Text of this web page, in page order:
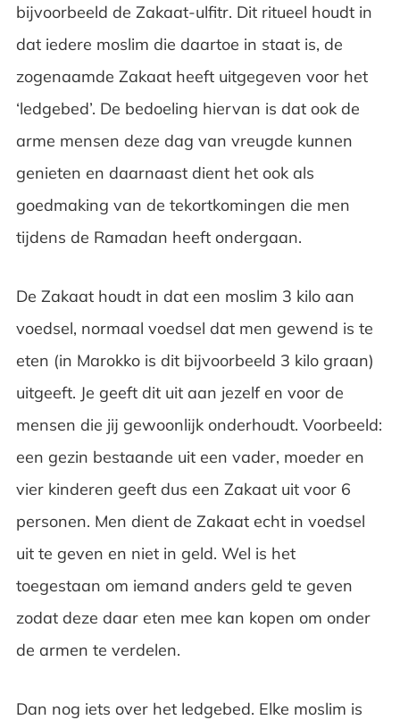
bijvoorbeeld de Zakaat-ulfitr. Dit ritueel houdt in
dat iedere moslim die daartoe in staat is, de
zogenaamde Zakaat heeft uitgegeven voor het
‘ledgebed’. De bedoeling hiervan is dat ook de
arme mensen deze dag van vreugde kunnen
genieten en daarnaast dient het ook als
goedmaking van de tekortkomingen die men
tijdens de Ramadan heeft ondergaan.
De Zakaat houdt in dat een moslim 3 kilo aan
voedsel, normaal voedsel dat men gewend is te
eten (in Marokko is dit bijvoorbeeld 3 kilo graan)
uitgeeft. Je geeft dit uit aan jezelf en voor de
mensen die jij gewoonlijk onderhoudt. Voorbeeld:
een gezin bestaande uit een vader, moeder en
vier kinderen geeft dus een Zakaat uit voor 6
personen. Men dient de Zakaat echt in voedsel
uit te geven en niet in geld. Wel is het
toegestaan om iemand anders geld te geven
zodat deze daar eten mee kan kopen om onder
de armen te verdelen.
Dan nog iets over het ledgebed. Elke moslim is